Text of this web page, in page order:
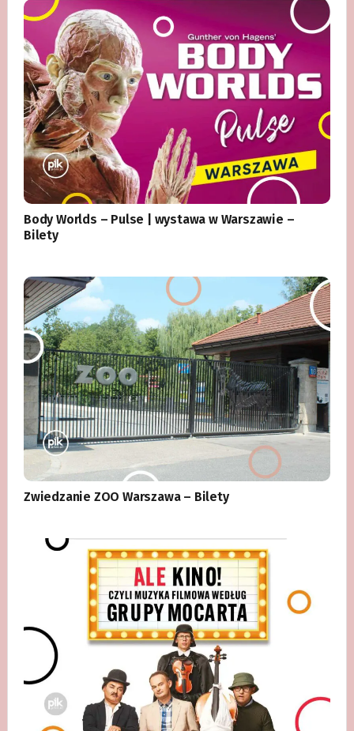
Body Worlds – Pulse | wystawa w Warszawie –
Bilety
Zwiedzanie ZOO Warszawa – Bilety